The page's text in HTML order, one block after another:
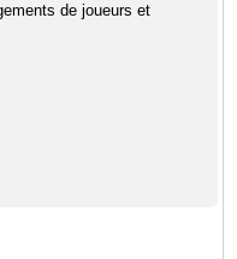
de joueurs et